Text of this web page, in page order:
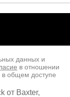
данных и
в отношении
общем доступе
от Baxter,